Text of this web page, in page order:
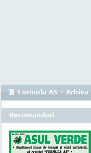
Formula AS › Arhiva
Recomandari